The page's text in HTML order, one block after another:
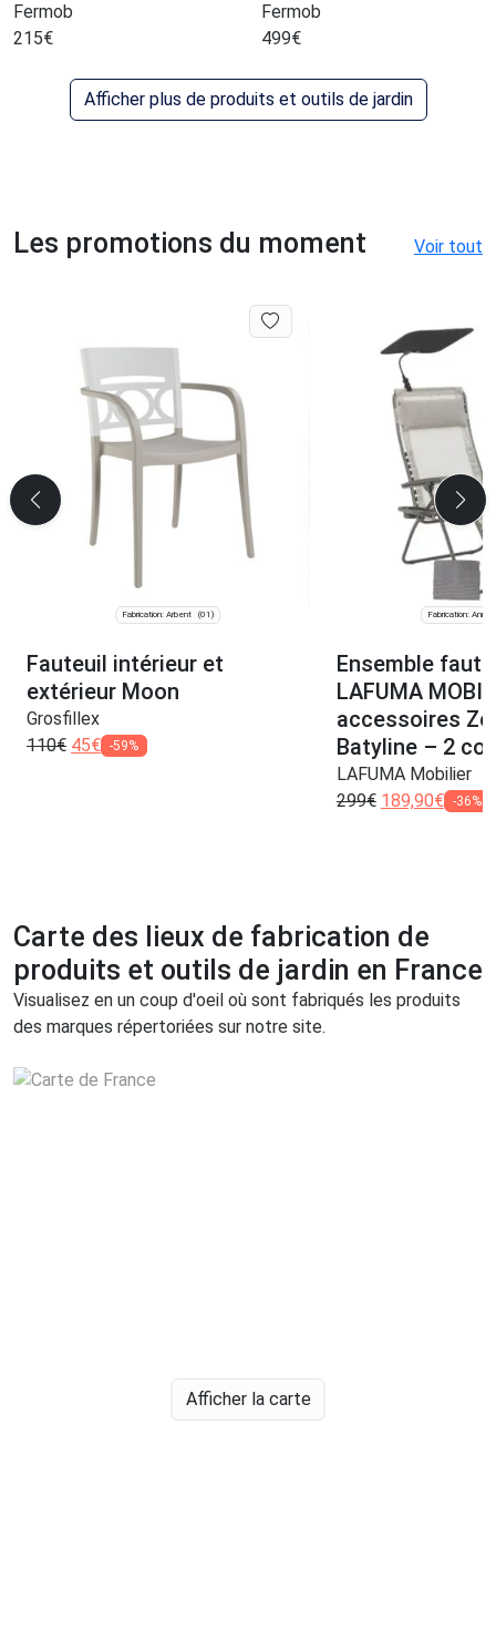
Fermob
215€
Fermob
499€
Afficher plus de produits et outils de jardin
Les promotions du moment Voir tout
Fabrication: Arbent (01)
Fauteuil intérieur et
extérieur Moon
Grosfillex
110€ 45€ -59%
Fabrication:
Ensemble
LAFUMA
accessoires
Batyline – 2
LAFUMA Mobilier
299€ 189,90€ -36%
Carte des lieux de fabrication de
produits et outils de jardin en France
Visualisez en un coup d'oeil où sont fabriqués les produits
des marques répertoriées sur notre site.
Afficher la carte